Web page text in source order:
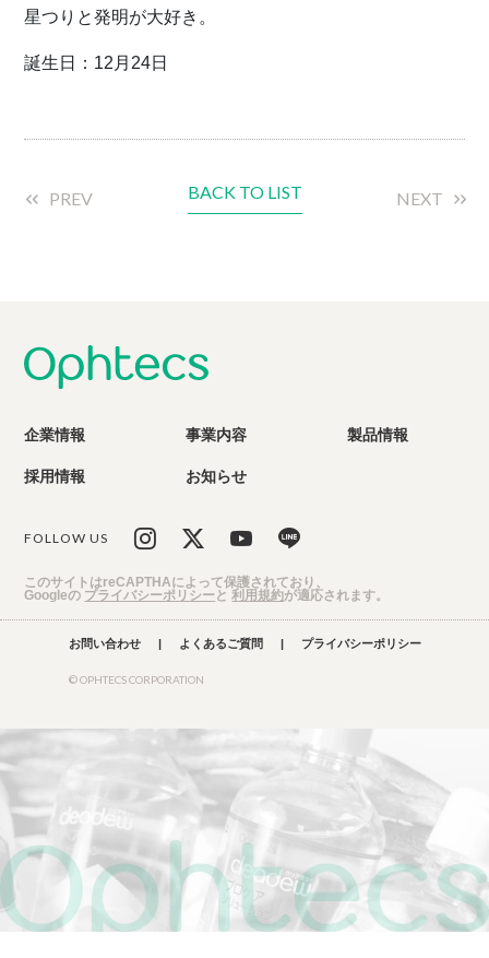
星つりと発明が大好き。
誕生日：12月24日
PREV BACK TO LIST NEXT
企業情報 事業内容 製品情報
採用情報 お知らせ
FOLLOW US
このサイトはreCAPTHAによって保護されており、
Googleの プライバシーポリシーと利用規約が適応されます。
お問い合わせ よくあるご質問 プライバシーポリシー
© OPHTECS CORPORATION